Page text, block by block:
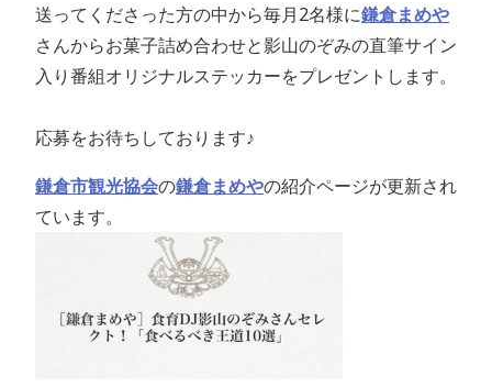
送ってくださった方の中から毎月2名様に鎌倉まめや
さんからお菓子詰め合わせと影山のぞみの直筆サイン
入り番組オリジナルステッカーをプレゼントします。
応募をお待ちしております♪
鎌倉市観光協会の鎌倉まめやの紹介ページが更新され
ています。